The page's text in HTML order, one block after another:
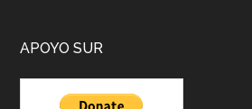
APOYO SUR